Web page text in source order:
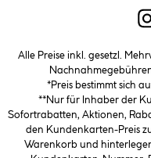
Alle Preise inkl. gesetzl.
*Preis bestimmt sich
**Nur für Inhaber der
Sofortrabatten, Aktionen,
den Kundenkarten-Preis
Warenkorb und